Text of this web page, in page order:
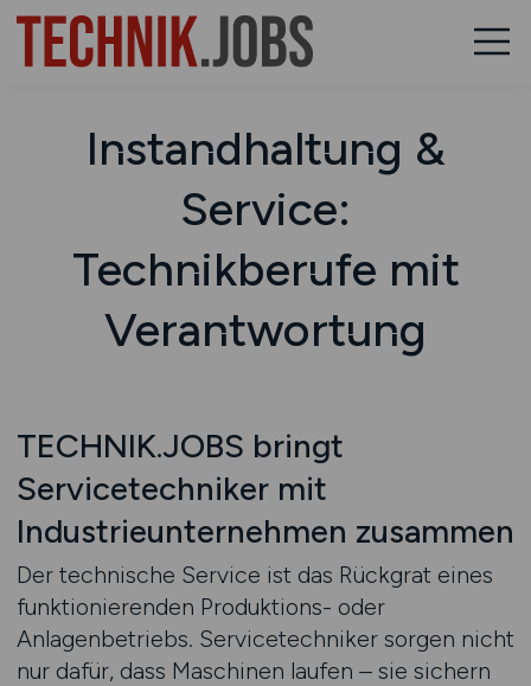
Instandhaltung &
Service:
Technikberufe mit
Verantwortung
TECHNIK.JOBS bringt
Servicetechniker mit
Industrieunternehmen zusammen
Der technische Service ist das Rückgrat eines
funktionierenden Produktions- oder
Anlagenbetriebs. Servicetechniker sorgen nicht
nur dafür, dass Maschinen laufen – sie sichern